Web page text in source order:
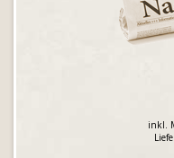
inkl.